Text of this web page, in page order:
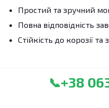
Простий та зручний
Повна відповідність
Стійкість до корозії та
📞+38